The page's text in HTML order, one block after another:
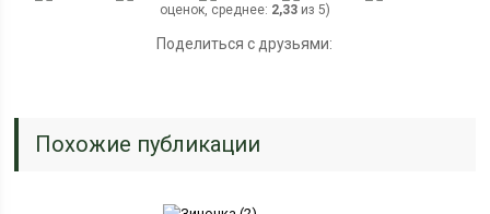
оценок, среднее: 2,33из 5)
Поделиться с друзьями:
Похожие публикации